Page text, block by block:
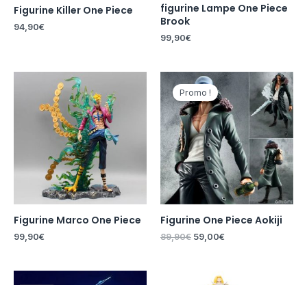
Figurine Killer One Piece
94,90€
figurine Lampe One Piece
Brook
99,90€
Figurine Marco One Piece
99,90€
Promo !
Figurine One Piece Aokiji
89,90€
Le
prix
initial
était :
89,90€.
59,00€
Le
prix
actuel
est :
59,00€.